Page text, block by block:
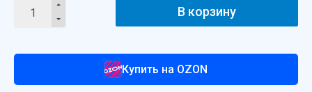
В корзину
Купить на OZON